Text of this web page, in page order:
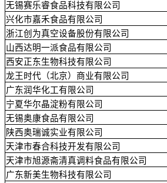
无锡赛乐睿食品科技有限公司
兴化市嘉禾食品有限公司
浙江创为真空设备股份有限公司
山西达明一派食品有限公司
西安正东生物科技有限公司
龙王时代（北京）商业有限公司
广东润华化工有限公司
宁夏华尔晶淀粉有限公司
无锡奥康食品有限公司
陕西奥瑞诚实业有限公司
天津市春合科技开发有限公司
天津市旭源斋清真调料食品有限公司
广东新美生物科技有限公司